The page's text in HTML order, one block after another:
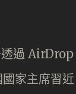
過 AirDrop
家主席習近